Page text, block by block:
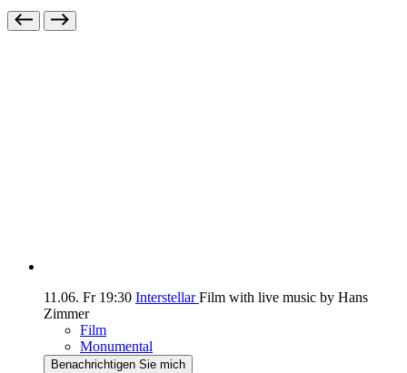
11.06. Fr 19:30 InterstellarFilm with live music by Hans
Zimmer
Film
Monumental
Benachrichtigen Sie mich